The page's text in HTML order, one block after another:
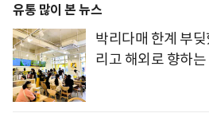
유통 많이 본 뉴스
박리다매 한계 부
리고 해외로 향하는